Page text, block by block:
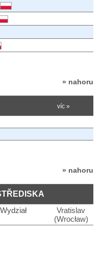
» nahoru
víc »
» nahoru
Vratislav
(Wrocław)